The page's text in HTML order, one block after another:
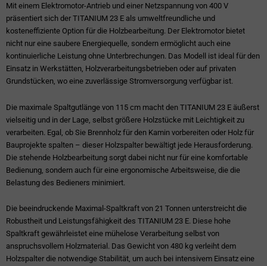
Mit einem Elektromotor-Antrieb und einer Netzspannung von 400 V
präsentiert sich der TITANIUM 23 E als umweltfreundliche und
kosteneffiziente Option für die Holzbearbeitung. Der Elektromotor bietet
nicht nur eine saubere Energiequelle, sondern ermöglicht auch eine
kontinuierliche Leistung ohne Unterbrechungen. Das Modell ist ideal für den
Einsatz in Werkstätten, Holzverarbeitungsbetrieben oder auf privaten
Grundstücken, wo eine zuverlässige Stromversorgung verfügbar ist.
Die maximale Spaltgutlänge von 115 cm macht den TITANIUM 23 E äußerst
vielseitig und in der Lage, selbst größere Holzstücke mit Leichtigkeit zu
verarbeiten. Egal, ob Sie Brennholz für den Kamin vorbereiten oder Holz für
Bauprojekte spalten – dieser Holzspalter bewältigt jede Herausforderung.
Die stehende Holzbearbeitung sorgt dabei nicht nur für eine komfortable
Bedienung, sondern auch für eine ergonomische Arbeitsweise, die die
Belastung des Bedieners minimiert.
Die beeindruckende Maximal-Spaltkraft von 21 Tonnen unterstreicht die
Robustheit und Leistungsfähigkeit des TITANIUM 23 E. Diese hohe
Spaltkraft gewährleistet eine mühelose Verarbeitung selbst von
anspruchsvollem Holzmaterial. Das Gewicht von 480 kg verleiht dem
Holzspalter die notwendige Stabilität, um auch bei intensivem Einsatz eine